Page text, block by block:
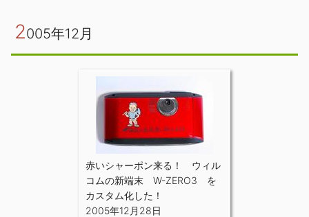
2005年12月
赤いシャーポン来る！ ウィル
コムの新端末 W-ZERO3 を
カスタム化した！
2005年12月28日